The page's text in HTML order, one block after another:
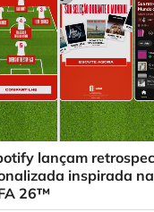
lançam
inspirada
26™